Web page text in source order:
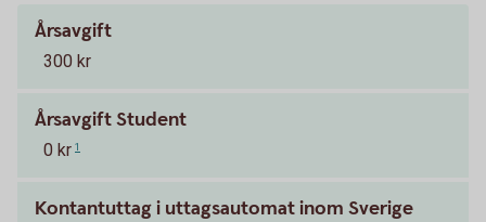
Årsavgift
300 kr
Årsavgift Student
0 kr 1
Kontantuttag i uttagsautomat inom Sverige